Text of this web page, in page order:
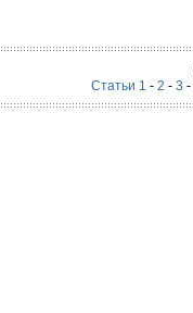
Статьи 1 - 2 - 3 -